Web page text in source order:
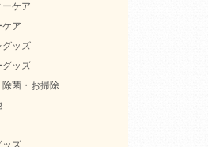
ケア
ケア
グッズ
グッズ
除菌・お掃除
ッズ